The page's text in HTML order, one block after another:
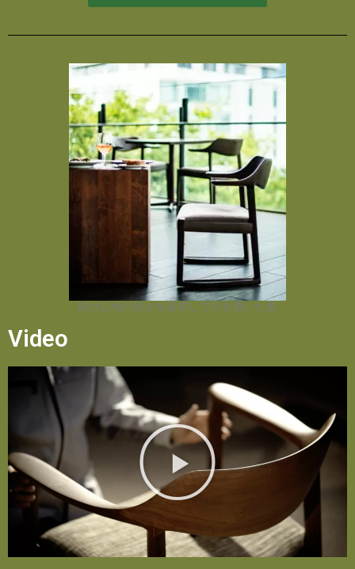
掛け心地の良さを追求して行き着いた形
Video